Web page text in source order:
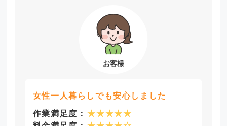
女性一人暮らしでも安心しました
作業満足度： ★★★★★